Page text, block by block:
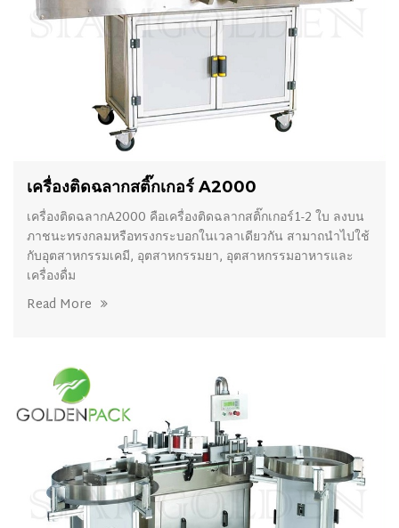
เครื่องติดฉลากสติ๊กเกอร์ A2000
เครื่องติดฉลากA2000 คือเครื่องติดฉลากสติ๊กเกอร์1-2 ใบ ลงบน
ภาชนะทรงกลมหรือทรงกระบอกในเวลาเดียวกัน สามาถนำไปใช้
กับอุตสาหกรรมเคมี, อุตสาหกรรมยา, อุตสาหกรรมอาหารและ
เครื่องดื่ม
Read More